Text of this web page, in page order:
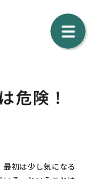
危険！
最初は少し気になる